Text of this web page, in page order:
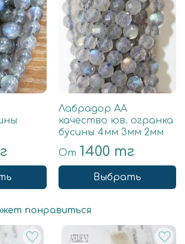
Лабрадор АА
качество юв. огранка
бусины 4мм 3мм 2мм
От 1400 тг
Выбрать
понравиться